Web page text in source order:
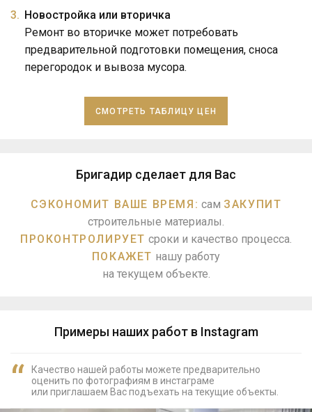
Новостройка или вторичка
Ремонт во вторичке может потребовать
предварительной подготовки помещения, сноса
перегородок и вывоза мусора.
СМОТРЕТЬ ТАБЛИЦУ ЦЕН
Бригадир сделает для Вас
СЭКОНОМИТ ВАШЕ ВРЕМЯ: сам ЗАКУПИТ
строительные материалы.
ПРОКОНТРОЛИРУЕТ сроки и качество процесса.
ПОКАЖЕТ нашу работу
на текущем объекте.
Примеры наших работ в Instagram
Качество нашей работы можете предварительно
оценить по фотографиям в инстаграме
или приглашаем Вас подъехать на текущие объекты.